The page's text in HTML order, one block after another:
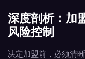
深度剖析：加
风险控制
决定加盟前，必须清